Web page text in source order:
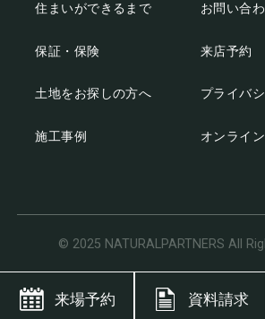
住まいができるまで
保証・保険
土地をお探しの方へ
施工事例
お問い合
来店予約
プライバ
オンライ
© 2025 NATURALPARTNERS All
来場予約 資料請求